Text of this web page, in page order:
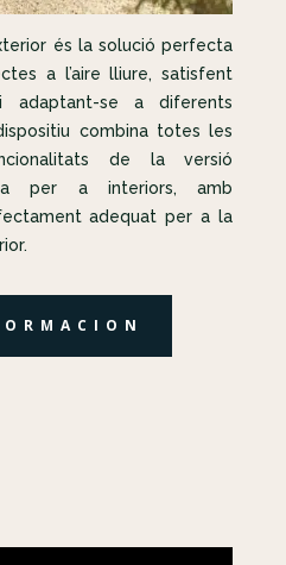
és la solució perfecta
a l’aire lliure, satisfent
adaptant-se a diferents
combina totes les
de la versió
per a interiors, amb
adequat per a la